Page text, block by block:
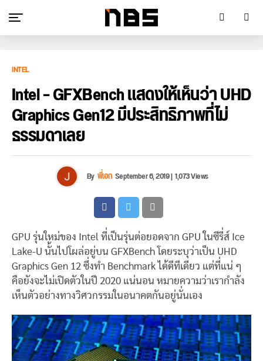
INTEL
Intel – GFXBench แสดงให้เห็นว่า UHD
Graphics Gen12 มีประสิทธิภาพที่ไม่
ธรรมดาเลย
By พี่เอก September 6, 2019|1,073 Views
GPU รุ่นใหม่ของ Intel ที่เป็นรุ่นต่อยอดจาก GPU ในซีรี่ส์ Ice
Lake-U นั้นไปโผล่อยู่บน GFXBench โดยระบุว่าเป็น UHD
Graphics Gen 12 ซึ่งทำ Benchmark ได้ดีทีเดียว แต่ที่แน่ ๆ
คือยังจะไม่เปิดตัวในปี 2020 แน่นอน หมายความว่าเรากำลัง
เห็นตัวอย่างทางวิศวกรรมในอนาคตกันอยู่นั่นเอง